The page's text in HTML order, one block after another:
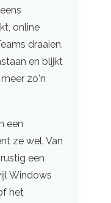
online
draaien,
en blijkt
zo'n
een
ze wel. Van
een
Windows
het